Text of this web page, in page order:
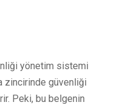
yönetim sistemi
zincirinde güvenliği
Peki, bu belgenin